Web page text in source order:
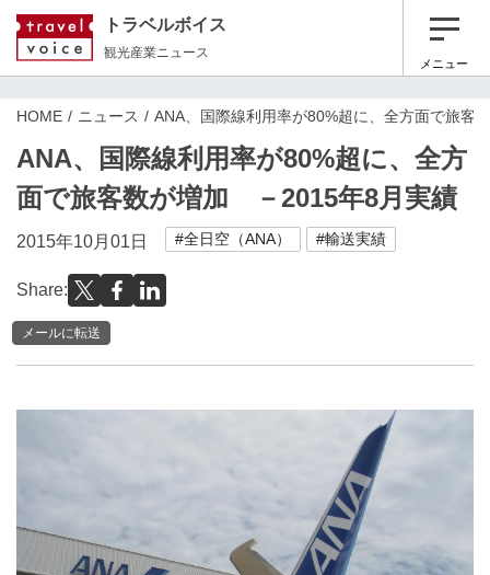
トラベルボイス
観光産業ニュース
メニュー
HOME ニュース ANA、国際線利用率が80%超に、全方面で旅
ANA、国際線利用率が80%超に、全方
面で旅客数が増加 －2015年8月実績
2015年10月01日 #全日空（ANA） #輸送実績
Share:
メールに転送